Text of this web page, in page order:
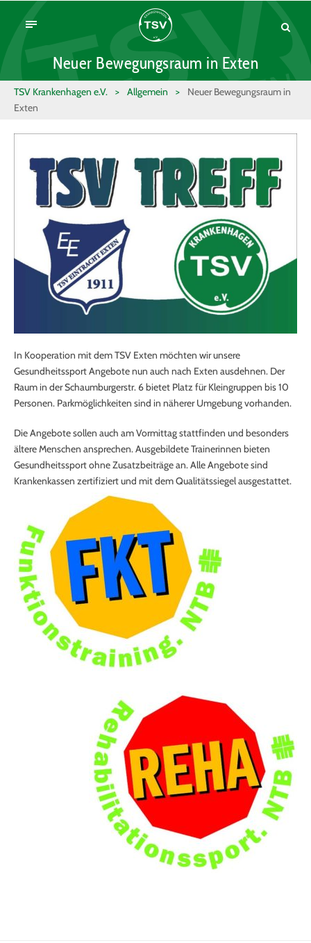
Neuer Bewegungsraum in Exten
TSV Krankenhagen e.V. > Allgemein >
Neuer Bewegungsraum in
Exten
In Kooperation mit dem TSV Exten möchten wir unsere
Gesundheitssport Angebote nun auch nach Exten ausdehnen. Der
Raum in der Schaumburgerstr. 6 bietet Platz für Kleingruppen bis 10
Personen. Parkmöglichkeiten sind in näherer Umgebung vorhanden.
Die Angebote sollen auch am Vormittag stattfinden und besonders
ältere Menschen ansprechen. Ausgebildete Trainerinnen bieten
Gesundheitssport ohne Zusatzbeiträge an. Alle Angebote sind
Krankenkassen zertifiziert und mit dem Qualitätssiegel ausgestattet.